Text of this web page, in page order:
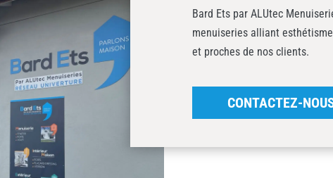
Bard Ets par ALUtec
menuiseries alliant
et proches de nos clients.
CONTACTEZ-